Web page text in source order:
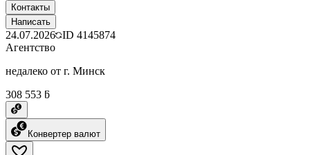
Контакты
Написать
24.07.2026 ID 4145874
Агентство
недалеко от г. Минск
308 553 ƃ
Конвертер валют